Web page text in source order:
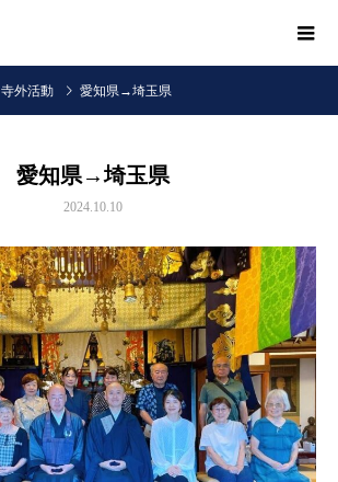
寺外活動 愛知県→埼玉県
愛知県→埼玉県
2024.10.10